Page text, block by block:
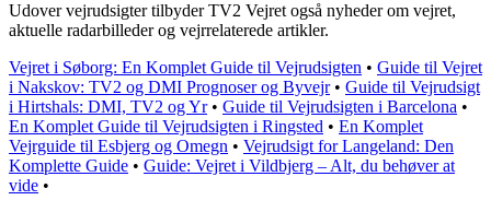
Udover vejrudsigter tilbyder TV2 Vejret også nyheder om vejret,
aktuelle radarbilleder og vejrrelaterede artikler.
Vejret i Søborg: En Komplet Guide til Vejrudsigten • Guide til Vejret
i Nakskov: TV2 og DMI Prognoser og Byvejr• Guide til Vejrudsigt
i Hirtshals: DMI, TV2 og Yr• Guide til Vejrudsigten i Barcelona •
En Komplet Guide til Vejrudsigten i Ringsted • En Komplet
Vejrguide til Esbjerg og Omegn • Vejrudsigt for Langeland: Den
Komplette Guide • Guide: Vejret i Vildbjerg – Alt, du behøver at
vide •